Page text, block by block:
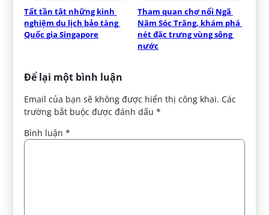
Tất tần tật những kinh
nghiệm du lịch bảo tàng
Quốc gia Singapore
Tham quan chợ nổi Ngã
Năm Sóc Trăng, khám phá
nét đặc trưng vùng sông
nước
Để lại một bình luận
Email của bạn sẽ không được hiển thị công khai. Các
trường bắt buộc được đánh dấu*
Bình luận*